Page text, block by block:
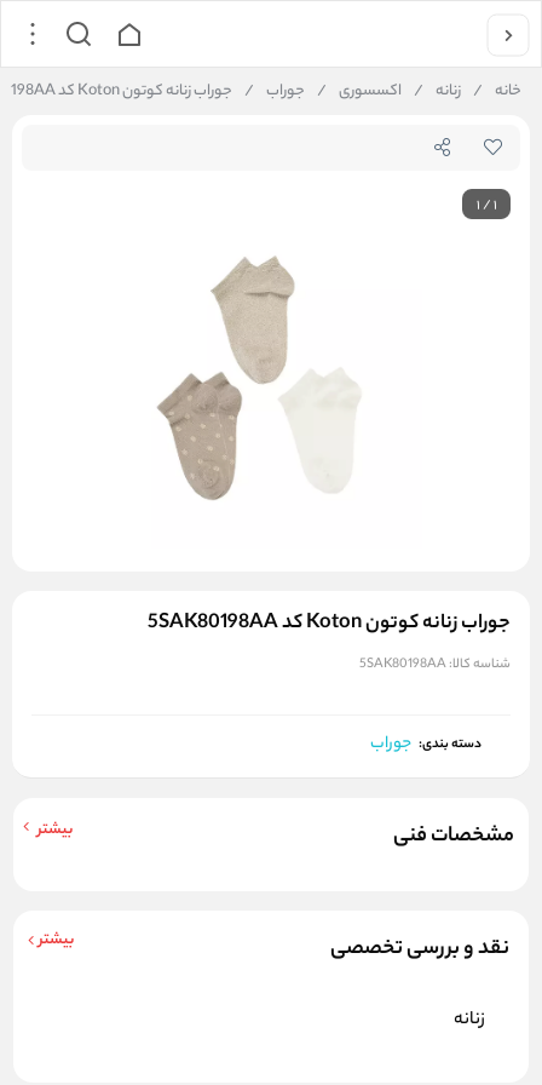
خانه / زنانه / اکسسوری / جوراب / جوراب زنانه کوتون Koton کد 5SAK80198AA
1/1
جوراب زنانه کوتون Koton کد 5SAK80198AA
شناسه کالا:5SAK80198AA
دسته بندی: جوراب
مشخصات فنی بیشتر
نقد و بررسی تخصصی بیشتر
زنانه